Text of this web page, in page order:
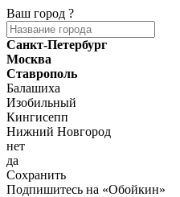
Ваш город ?
Санкт-Петербург
Москва
Ставрополь
Балашиха
Изобильный
Кингисепп
Нижний Новгород
нет
да
Сохранить
Подпишитесь на «Обойкин»